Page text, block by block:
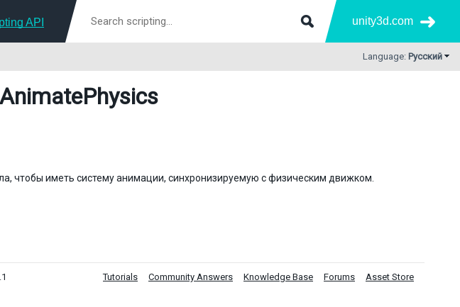
API unity3d.com
Language: Русский
чтобы иметь систему анимации, синхронизируемую с физическим движком.
Tutorials Community Answers Knowledge Base Forums Asset Store